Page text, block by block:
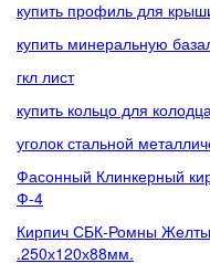
купить профиль для
купить минеральную
гкл лист
купить кольцо для
уголок стальной
Фасонный Клинкерный
Ф-4
Кирпич СБК-Ромны
.250х120х88мм.